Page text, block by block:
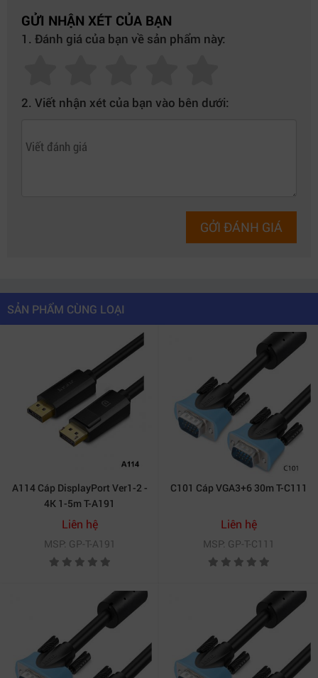
GỬI NHẬN XÉT CỦA BẠN
1. Đánh giá của bạn về sản phẩm này:
2. Viết nhận xét của bạn vào bên dưới:
GỞI ĐÁNH GIÁ
SẢN PHẨM CÙNG LOẠI
A114 Cáp DisplayPort Ver1-2 -
4K 1-5m T-A191
Liên hệ
MSP: GP-T-A191
C101 Cáp VGA3+6 30m T-C111
Liên hệ
MSP: GP-T-C111